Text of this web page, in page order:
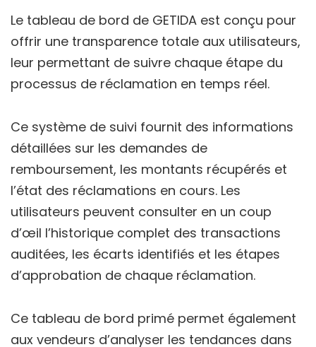
Le tableau de bord de GETIDA est conçu pour
offrir une transparence totale aux utilisateurs,
leur permettant de suivre chaque étape du
processus de réclamation en temps réel.
Ce système de suivi fournit des informations
détaillées sur les demandes de
remboursement, les montants récupérés et
l’état des réclamations en cours. Les
utilisateurs peuvent consulter en un coup
d’œil l’historique complet des transactions
auditées, les écarts identifiés et les étapes
d’approbation de chaque réclamation.
Ce tableau de bord primé permet également
aux vendeurs d’analyser les tendances dans